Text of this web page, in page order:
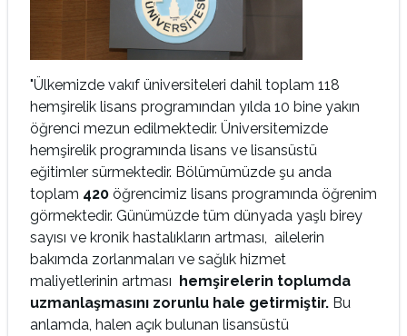
"Ülkemizde vakıf üniversiteleri dahil toplam 118
hemşirelik lisans programından yılda 10 bine yakın
öğrenci mezun edilmektedir. Üniversitemizde
hemşirelik programında lisans ve lisansüstü
eğitimler sürmektedir. Bölümümüzde şu anda
toplam 420 öğrencimiz lisans programında öğrenim
görmektedir. Günümüzde tüm dünyada yaşlı birey
sayısı ve kronik hastalıkların artması, ailelerin
bakımda zorlanmaları ve sağlık hizmet
maliyetlerinin artması hemşirelerin toplumda
uzmanlaşmasını zorunlu hale getirmiştir. Bu
anlamda, halen açık bulunan lisansüstü